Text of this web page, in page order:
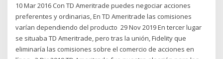
10 Mar 2016 Con TD Ameritrade puedes negociar acciones
preferentes y ordinarias, En TD Ameritrade las comisiones
varían dependiendo del producto 29 Nov 2019 En tercer lugar
se situaba TD Ameritrade, pero tras la unión, Fidelity que
eliminaría las comisiones sobre el comercio de acciones en